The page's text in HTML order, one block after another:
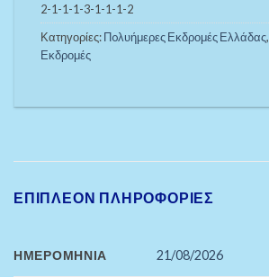
2-1-1-1-3-1-1-1-2
Κατηγορίες:Πoλυήμερες Εκδρομές Ελλάδας,
Εκδρομές
ΕΠΙΠΛΈΟΝ ΠΛΗΡΟΦΟΡΊΕΣ
ΗΜΕΡΟΜΗΝΊΑ 21/08/2026